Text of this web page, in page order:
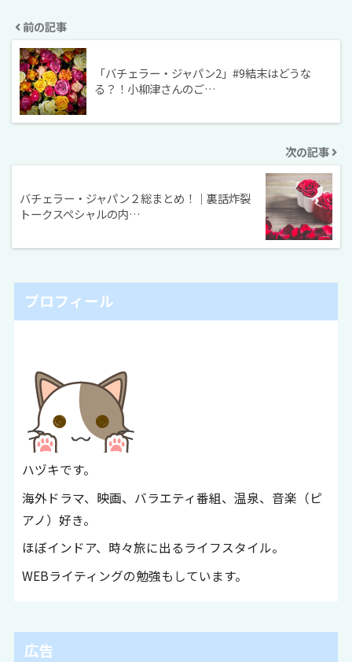
前の記事
「バチェラー・ジャパン2」#9結末はどうな
る？！小柳津さんのご…
次の記事
バチェラー・ジャパン２総まとめ！｜裏話炸裂
トークスペシャルの内…
プロフィール
ハヅキです。
海外ドラマ、映画、バラエティ番組、温泉、音楽（ピ
アノ）好き。
ほぼインドア、時々旅に出るライフスタイル。
WEBライティングの勉強もしています。
広告